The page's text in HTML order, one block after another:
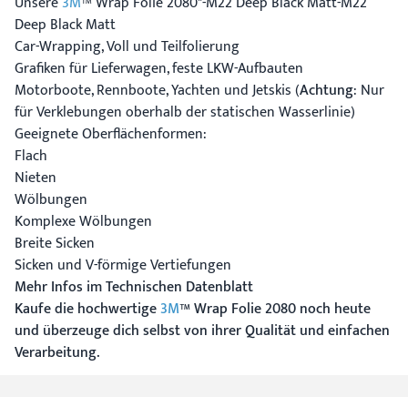
Deep Black Matt
Car-Wrapping, Voll und Teilfolierung
Grafiken für Lieferwagen, feste LKW-Aufbauten
Motorboote, Rennboote, Yachten und Jetskis (Achtung: Nur
für Verklebungen oberhalb der statischen Wasserlinie)
Geeignete Oberflächenformen:
Flach
Nieten
Wölbungen
Komplexe Wölbungen
Breite Sicken
Sicken und V-förmige Vertiefungen
Mehr Infos im Technischen Datenblatt
Kaufe die hochwertige3M™ Wrap Folie 2080 noch heute
und überzeuge dich selbst von ihrer Qualität und einfachen
Verarbeitung.